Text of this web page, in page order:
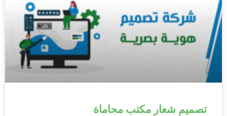
تصميم شعار مكتب محاماة